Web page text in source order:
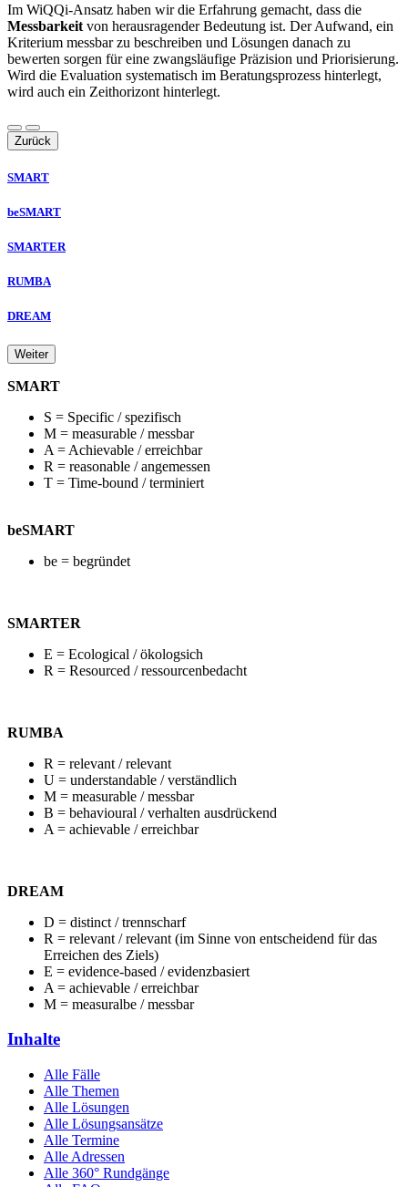
Im WiQQi-Ansatz haben wir die Erfahrung gemacht, dass die
Messbarkeit von herausragender Bedeutung ist. Der Aufwand, ein
Kriterium messbar zu beschreiben und Lösungen danach zu
bewerten sorgen für eine zwangsläufige Präzision und Priorisierung.
Wird die Evaluation systematisch im Beratungsprozess hinterlegt,
wird auch ein Zeithorizont hinterlegt.
Zurück
SMART
beSMART
SMARTER
RUMBA
DREAM
Weiter
SMART
S = Specific / spezifisch
M = measurable / messbar
A = Achievable / erreichbar
R = reasonable / angemessen
T = Time-bound / terminiert
beSMART
be = begründet
SMARTER
E = Ecological / ökologsich
R = Resourced / ressourcenbedacht
RUMBA
R = relevant / relevant
U = understandable / verständlich
M = measurable / messbar
B = behavioural / verhalten ausdrückend
A = achievable / erreichbar
DREAM
D = distinct / trennscharf
R = relevant / relevant (im Sinne von entscheidend für das
Erreichen des Ziels)
E = evidence-based / evidenzbasiert
A = achievable / erreichbar
M = measuralbe / messbar
Inhalte
Alle Fälle
Alle Themen
Alle Lösungen
Alle Lösungsansätze
Alle Termine
Alle Adressen
Alle 360° Rundgänge